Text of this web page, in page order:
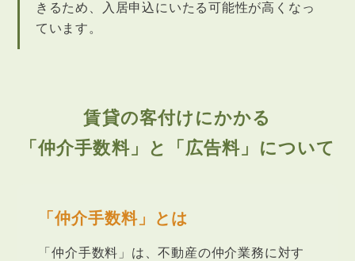
きるため、入居申込にいたる可能性が高くなっ
ています。
賃貸の客付けにかかる
「仲介手数料」と「広告料」について
「仲介手数料」とは
「仲介手数料」は、不動産の仲介業務に対す